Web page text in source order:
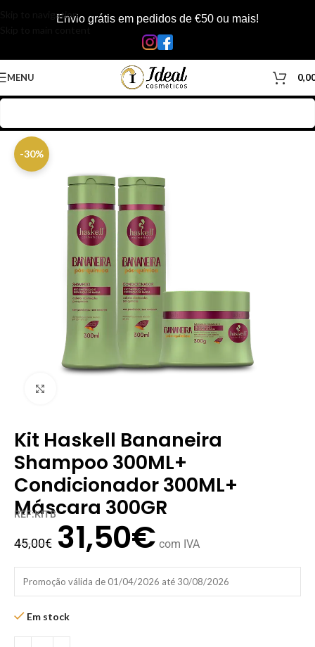
Skip to navigationEnvio grátis em pedidos de €50 ou mais!
MENU
-30%
Kit Haskell Bananeira
Shampoo 300ML+
Condicionador 300ML+
Máscara 300GR
REF:KITB
45,00€ 31,50€ com IVA
Promoção válida de 01/04/2026 até 30/08/2026
Em stock